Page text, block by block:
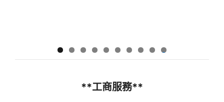
0
**工商服務**